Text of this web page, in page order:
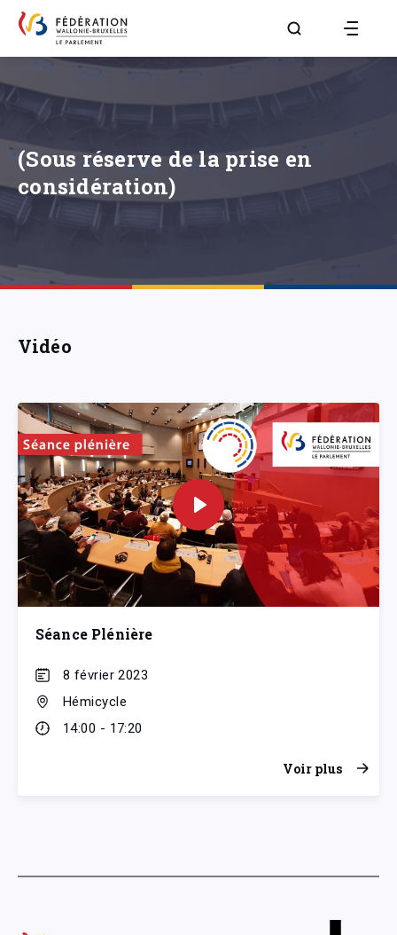
Aller à la page
(Sous réserve de la prise en
considération)
Vidéo
Séance Plénière
8 février 2023
Hémicycle
14:00 - 17:20
Voir plus